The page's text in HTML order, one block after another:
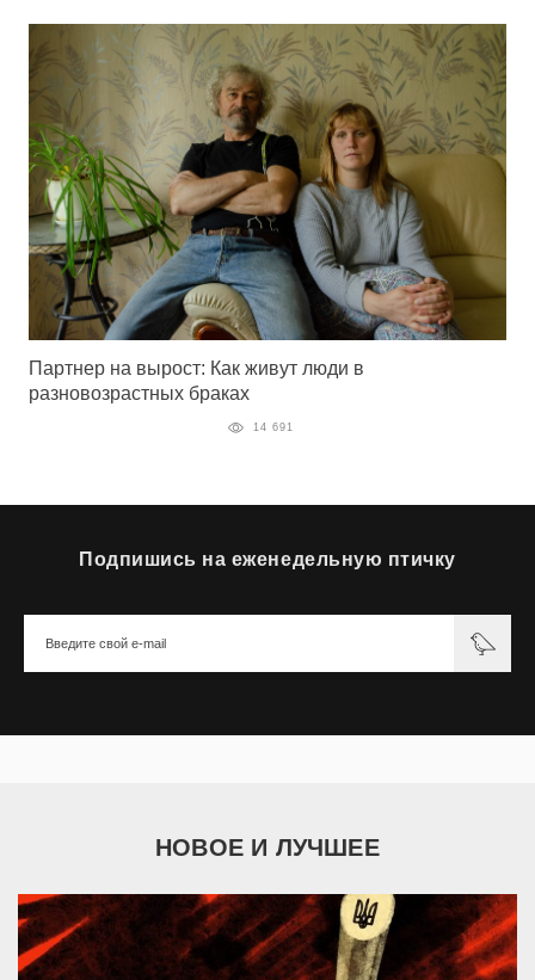
Партнер на вырост: Как живут люди в
разновозрастных браках
14 691
Подпишись на еженедельную птичку
НОВОЕ И ЛУЧШЕЕ